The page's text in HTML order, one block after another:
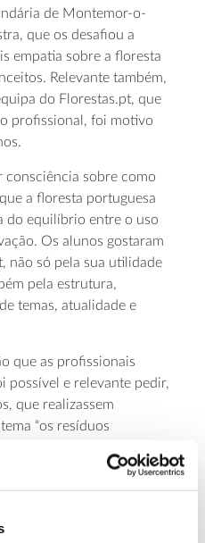
de Montemor-o-
que os desafiou a
empatia sobre a floresta
Relevante também,
do Florestas.pt, que
profissional, foi motivo
sobre como
a floresta portuguesa
do equilíbrio entre o uso
Os alunos gostaram
não só pela sua utilidade
pela estrutura,
temas, atualidade e
que as profissionais
possível e relevante pedir,
que realizassem
“os resíduos
de Montemor-o-
a diversidade de